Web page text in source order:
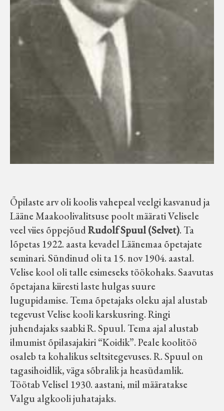
Õpilaste arv oli koolis vahepeal veelgi kasvanud ja
Lääne Maakoolivalitsuse poolt määrati Velisele
veel viies õppejõudRudolf Spuul (Selvet). Ta
lõpetas 1922. aasta kevadel Läänemaa õpetajate
seminari. Sündinud oli ta 15. nov 1904. aastal.
Velise kool oli talle esimeseks töökohaks. Saavutas
õpetajana kiiresti laste hulgas suure
lugupidamise. Tema õpetajaks oleku ajal alustab
tegevust Velise kooli karskusring. Ringi
juhendajaks saabki R. Spuul. Tema ajal alustab
ilmumist õpilasajakiri “Koidik”. Peale koolitöö
osaleb ta kohalikus seltsitegevuses. R. Spuul on
tagasihoidlik, väga sõbralik ja heasüdamlik.
Töötab Velisel 1930. aastani, mil määratakse
Valgu algkooli juhatajaks.